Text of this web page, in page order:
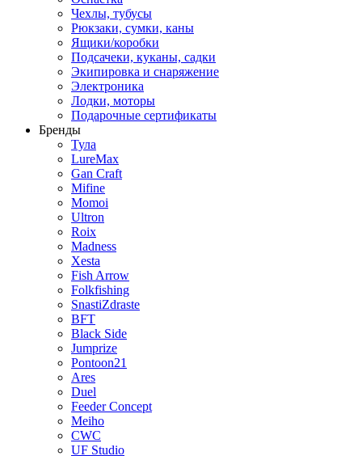
Чехлы, тубусы
Рюкзаки, сумки, каны
Ящики/коробки
Подсачеки, куканы, садки
Экипировка и снаряжение
Электроника
Лодки, моторы
Подарочные сертификаты
Бренды
Тула
LureMax
Gan Craft
Mifine
Momoi
Ultron
Roix
Madness
Xesta
Fish Arrow
Folkfishing
SnastiZdraste
BFT
Black Side
Jumprize
Pontoon21
Ares
Duel
Feeder Concept
Meiho
CWC
UF Studio